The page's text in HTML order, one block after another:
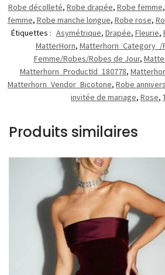
Robe décolleté, Robe drapée, Robe femme,
femme, Robe manche longue, Robe rose,
Étiquettes : Asymétrique, Drapée, Fleurie,
MatterHorn, Matterhorn_Category_/
Femme/Robes/Robes de Jour,
Matterhorn_ProductId_180778,
Matterhorn_Vendor_Bicotone, Robe
invitée de mariage, Rose,
Produits similaires